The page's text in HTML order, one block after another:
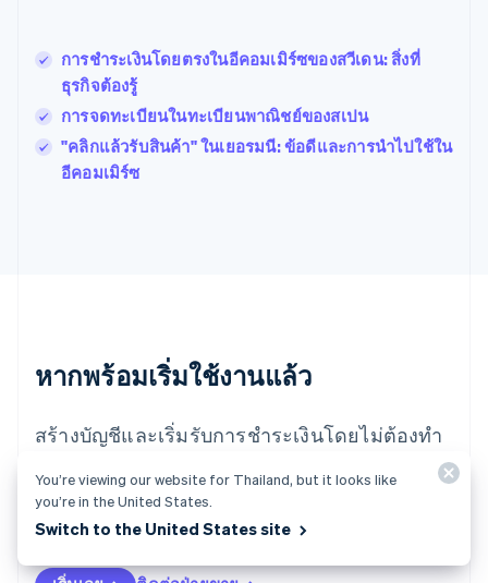
การชําระเงินโดยตรงในอีคอมเมิร์ซของสวีเดน: สิ่งที่
ธุรกิจต้องรู้
การจดทะเบียนในทะเบียนพาณิชย์ของสเปน
"คลิกแล้วรับสินค้า" ในเยอรมนี: ข้อดีและการนำไปใช้ใน
อีคอมเมิร์ซ
หากพร้อมเริ่มใช้งานแล้ว
สร้างบัญชีและเริ่มรับการชำระเงินโดยไม่ต้องทำ
สัญญาหรือระบุรายละเอียดเกี่ยวกับธนาคาร หรือ
ติดต่อเราเพื่อสร้างแพ็กเกจที่ออกแบบเองสำหรับ
ธุรกิจของคุณ
ฟินแลนด์
English
มอลตา
English
มาเลเซีย
English 简体中文
เม็กซิโก
ลักเซมเบิร์ก
Français Deutsch English
English
ลิกเตนสไตน์
Deutsch English
ลิทัวเนีย
สเปน
You’re viewing our website for Thailand, but it looks like
you’re in the United States.
Switch to the United States site